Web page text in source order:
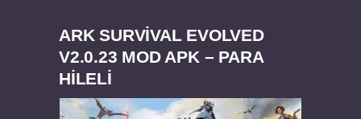
Dream Road Multiplayer v1.4.2 PARA HİLELİ
Felix the Reaper v1.25 FULL APK
ARK SURVIVAL EVOLVED
V2.0.23 MOD APK – PARA
HİLELİ